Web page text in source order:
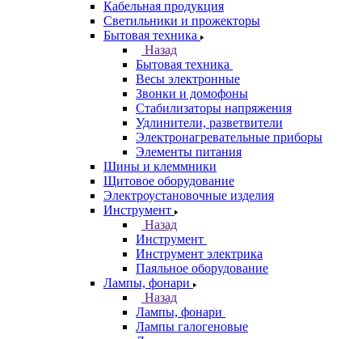
Кабельная продукция
Светильники и прожекторы
Бытовая техника
Назад
Бытовая техника
Весы электронные
Звонки и домофоны
Стабилизаторы напряжения
Удлинители, разветвители
Электронагревательные приборы
Элементы питания
Шины и клеммники
Щитовое оборудование
Электроустановочные изделия
Инструмент
Назад
Инструмент
Инструмент электрика
Паяльное оборудование
Лампы, фонари
Назад
Лампы, фонари
Лампы галогеновые